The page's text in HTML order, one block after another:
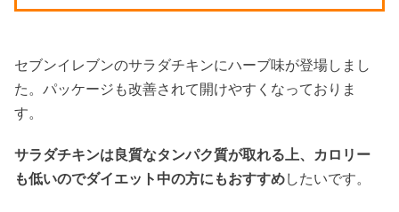
セブンイレブンのサラダチキンにハーブ味が登場しまし
た。パッケージも改善されて開けやすくなっておりま
す。
サラダチキンは良質なタンパク質が取れる上、カロリー
も低いのでダイエット中の方にもおすすめしたいです。